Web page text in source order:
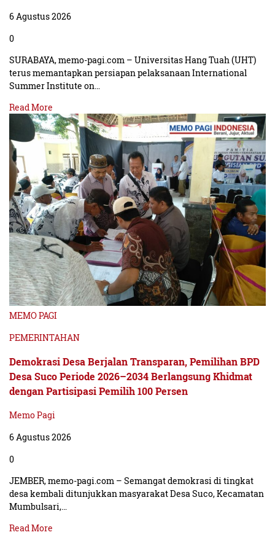
6 Agustus 2026
0
SURABAYA, memo-pagi.com – Universitas Hang Tuah (UHT)
terus memantapkan persiapan pelaksanaan International
Summer Institute on…
Read More
MEMO PAGI
PEMERINTAHAN
Demokrasi Desa Berjalan Transparan, Pemilihan BPD
Desa Suco Periode 2026–2034 Berlangsung Khidmat
dengan Partisipasi Pemilih 100 Persen
Memo Pagi
6 Agustus 2026
0
JEMBER, memo-pagi.com – Semangat demokrasi di tingkat
desa kembali ditunjukkan masyarakat Desa Suco, Kecamatan
Mumbulsari,…
Read More